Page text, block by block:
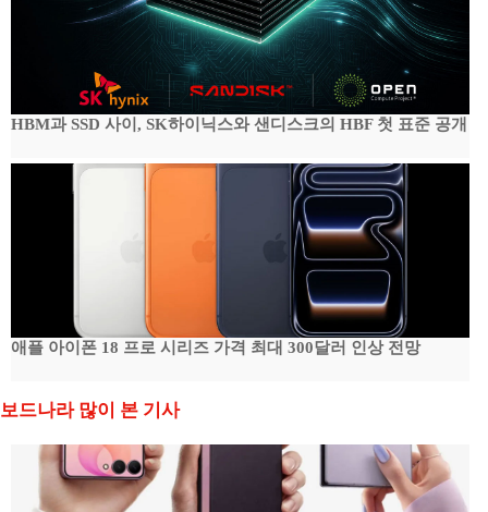
HBM과 SSD 사이, SK하이닉스와 샌디스크의 HBF 첫 표준 공개
애플 아이폰 18 프로 시리즈 가격 최대 300달러 인상 전망
보드나라 많이 본 기사